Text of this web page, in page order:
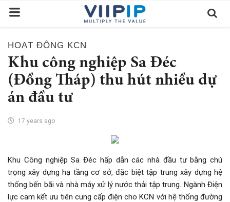
Trang chủ
Sàn Giao Dịch
Tin tức
Liên hệ
Tuyển dụng nhân sự
Quy Trình/Hướng Dẫn Đầu Tư
Tiêu Chuẩn Việt Nam
HOẠT ĐỘNG KCN
Khu công nghiệp Sa Đéc
(Đồng Tháp) thu hút nhiều dự
án đầu tư
17 years ago
Khu Công nghiệp Sa Đéc hấp dẫn các nhà đầu tư bằng chú
trọng xây dựng hạ tầng cơ sở, đặc biệt tập trung xây dựng hệ
thống bến bãi và nhà máy xử lý nước thải tập trung. Ngành Điện
lực cam kết ưu tiên cung cấp điện cho KCN với hệ thống đường